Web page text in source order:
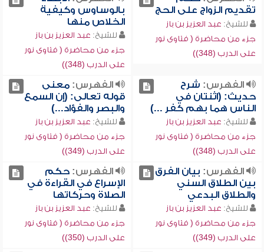
تقديم الزواج على الحج
للشيخ: عبد العزيز بن باز
جزء من محاضرة ( فتاوى نور
على الدرب (348))
بالوساوس وكيفية
الخلاص منها
للشيخ: عبد العزيز بن باز
جزء من محاضرة ( فتاوى نور
على الدرب (348))
الفهرس: شرح
حديث: (اثنتان في
الناس هما بهم كفر ...)
للشيخ: عبد العزيز بن باز
جزء من محاضرة ( فتاوى نور
على الدرب (348))
الفهرس:معنى
قوله تعالى: (إن السمع
والبصر والفؤاد...)
للشيخ: عبد العزيز بن باز
جزء من محاضرة ( فتاوى نور
على الدرب (349))
الفهرس: بيان الفرق
بين الطلاق السني
والطلاق البدعي
للشيخ: عبد العزيز بن باز
جزء من محاضرة ( فتاوى نور
على الدرب (349))
الفهرس:حكم
الإسراع في القراءة في
الصلاة وحركاتها
للشيخ: عبد العزيز بن باز
جزء من محاضرة ( فتاوى نور
على الدرب (350))